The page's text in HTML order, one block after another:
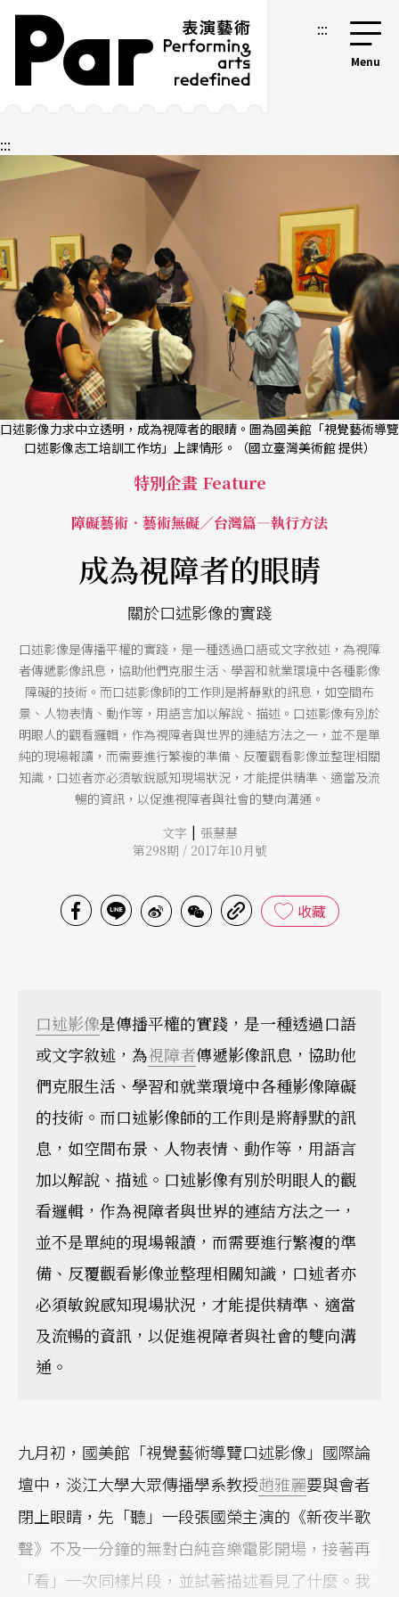
跳到主要內容區塊
網站導覽 :::
:::
口述影像力求中立透明，成為視障者的眼睛。圖為國美館「視覺藝術導覽
口述影像志工培訓工作坊」上課情形。（國立臺灣美術館 提供）
特別企畫 Feature
障礙藝術．藝術無礙／台灣篇—執行方法
成為視障者的眼睛
關於口述影像的實踐
口述影像是傳播平權的實踐，是一種透過口語或文字敘述，為視障
者傳遞影像訊息，協助他們克服生活、學習和就業環境中各種影像
障礙的技術。而口述影像師的工作則是將靜默的訊息，如空間布
景、人物表情、動作等，用語言加以解說、描述。口述影像有別於
明眼人的觀看邏輯，作為視障者與世界的連結方法之一，並不是單
純的現場報讀，而需要進行繁複的準備、反覆觀看影像並整理相關
知識，口述者亦必須敏銳感知現場狀況，才能提供精準、適當及流
暢的資訊，以促進視障者與社會的雙向溝通。
文字 | 張慧慧
第298期 / 2017年10月號
收藏
口述影像是傳播平權的實踐，是一種透過口語
或文字敘述，為視障者傳遞影像訊息，協助他
們克服生活、學習和就業環境中各種影像障礙
的技術。而口述影像師的工作則是將靜默的訊
息，如空間布景、人物表情、動作等，用語言
加以解說、描述。口述影像有別於明眼人的觀
看邏輯，作為視障者與世界的連結方法之一，
並不是單純的現場報讀，而需要進行繁複的準
備、反覆觀看影像並整理相關知識，口述者亦
必須敏銳感知現場狀況，才能提供精準、適當
及流暢的資訊，以促進視障者與社會的雙向溝
通。
九月初，國美館「視覺藝術導覽口述影像」國際論
壇中，淡江大學大眾傳播學系教授趙雅麗要與會者
閉上眼睛，先「聽」一段張國榮主演的《新夜半歌
聲》不及一分鐘的無對白純音樂電影開場，接著再
「看」一次同樣片段，並試著描述看見了什麼。我